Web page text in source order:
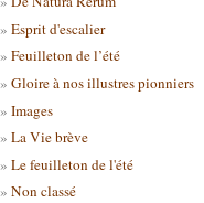
Esprit d'escalier
Feuilleton de l’été
Gloire à nos illustres pionniers
Images
La Vie brève
Le feuilleton de l'été
Non classé